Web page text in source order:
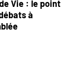
Vie : le point
à